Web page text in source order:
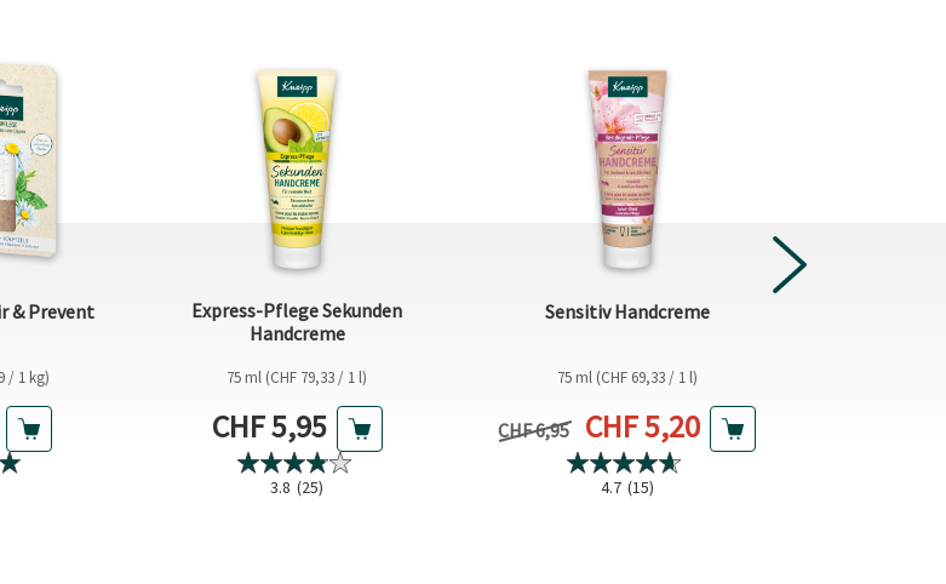
& Prevent
/ 1 kg)
Express-Pflege Sekunden
Handcreme
75 ml (CHF 79,33 / 1 l)
Aktueller Preis
CHF 5,95
3.8 (25)
Sensitiv Handcreme
75 ml (CHF 69,33 / 1 l)
Vorheriger Preis
CHF 6,95 Aktueller Preis
CHF 5,20
4.7 (15)
NEXT